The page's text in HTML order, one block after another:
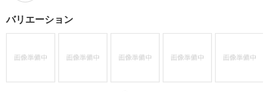
バリエーション